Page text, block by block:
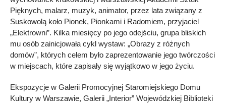
Pięknych, malarz, muzyk, animator, przez lata związany z
Suskowolą koło Pionek, Pionkami i Radomiem, przyjaciel
„Elektrowni”. Kilka miesięcy po jego odejściu, grupa bliskich
mu osób zainicjowała cykl wystaw: „Obrazy z różnych
domów”, których celem było zaprezentowanie jego twórczości
w miejscach, które zapisały się wyjątkowo w jego życiu.
Ekspozycje w Galerii Promocyjnej Staromiejskiego Domu
Kultury w Warszawie, Galerii „Interior” Wojewódzkiej Biblioteki